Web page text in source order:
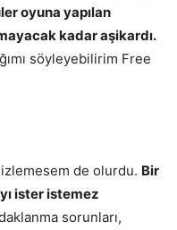
oyuna yapılan
kadar aşikardı.
söyleyebilirim Free
de olurdu. Bir
ister istemez
sorunları,